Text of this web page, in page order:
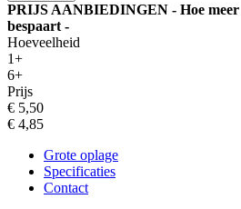
PRIJS AANBIEDINGEN - Hoe meer
bespaart -
Hoeveelheid
1+
6+
Prijs
€ 5,50
€ 4,85
Grote oplage
Specificaties
Contact